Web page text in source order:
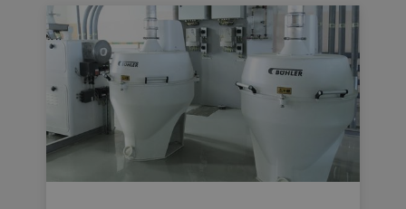
Futtermitteln, Schüttgütern, Reis,
Teigwaren, Kakao und Schokolade sowie
für Siloanlagen.